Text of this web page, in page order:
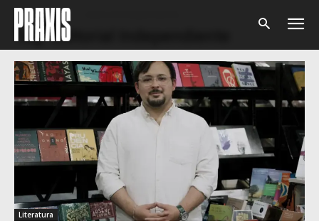
Home Tags
Tag: Editorial Independiente
Literatura